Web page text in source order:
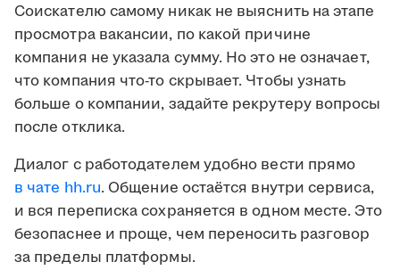
Соискателю самому никак не выяснить на этапе
просмотра вакансии, по какой причине
компания не указала сумму. Но это не означает,
что компания что-то скрывает. Чтобы узнать
больше о компании, задайте рекрутеру вопросы
после отклика.
Диалог с работодателем удобно вести прямо
в чате hh.ru. Общение остаётся внутри сервиса,
и вся переписка сохраняется в одном месте. Это
безопаснее и проще, чем переносить разговор
за пределы платформы.